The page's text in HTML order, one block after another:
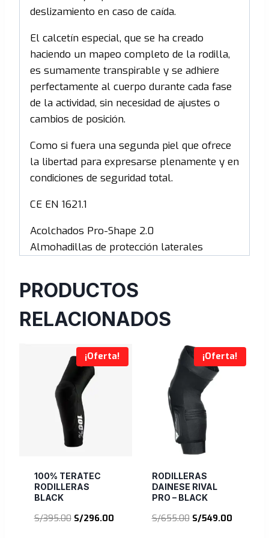
deslizamiento en caso de caída.
El calcetín especial, que se ha creado
haciendo un mapeo completo de la rodilla,
es sumamente transpirable y se adhiere
perfectamente al cuerpo durante cada fase
de la actividad, sin necesidad de ajustes o
cambios de posición.
Como si fuera una segunda piel que ofrece
la libertad para expresarse plenamente y en
condiciones de seguridad total.
CE EN 1621.1
Acolchados Pro-Shape 2.0
Almohadillas de protección laterales
PRODUCTOS
RELACIONADOS
¡Oferta!
100% TERATEC
RODILLERAS
BLACK
S/395.00 El
S/296.00El
¡Oferta!
RODILLERAS
DAINESE RIVAL
PRO – BLACK
S/655.00 El
S/549.00El